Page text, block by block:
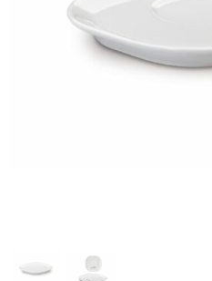
Outdoor en vrije tijd
Gereedschap en veiligheid